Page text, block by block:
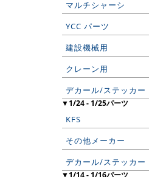
マルチシャーシ
YCC パーツ
建設機械用
クレーン用
デカール/ステッカー
▼1/24 - 1/25パーツ
KFS
その他メーカー
デカール/ステッカー
▼1/14 - 1/16パーツ